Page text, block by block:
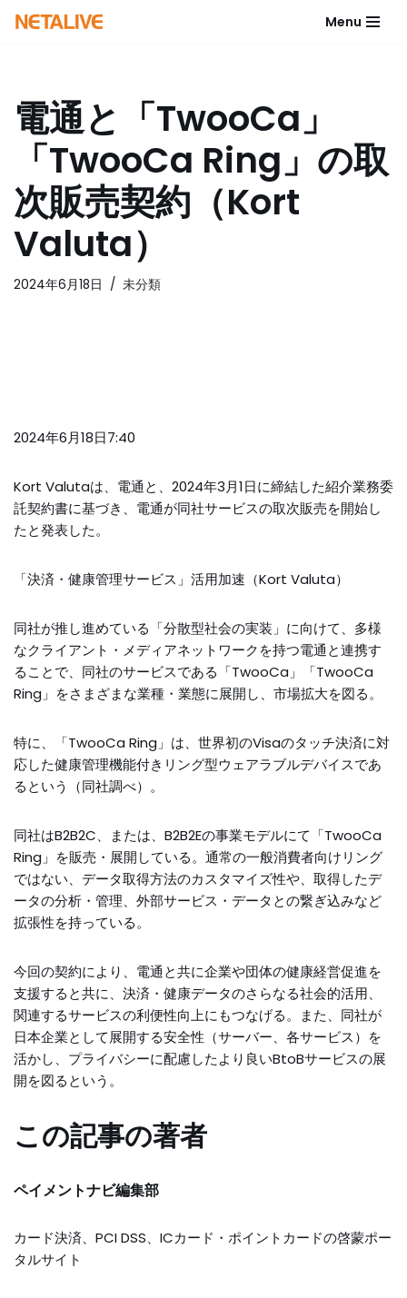
ン
ツ
キ
ッ
プ
Menu
電通と「TwooCa」
「TwooCa Ring」の取
次販売契約（Kort
Valuta）
2024年6月18日 未分類
2024年6月18日7:40
Kort Valutaは、電通と、2024年3月1日に締結した紹介業務委
託契約書に基づき、電通が同社サービスの取次販売を開始し
たと発表した。
「決済・健康管理サービス」活用加速（Kort Valuta）
同社が推し進めている「分散型社会の実装」に向けて、多様
なクライアント・メディアネットワークを持つ電通と連携す
ることで、同社のサービスである「TwooCa」「TwooCa
Ring」をさまざまな業種・業態に展開し、市場拡大を図る。
特に、「TwooCa Ring」は、世界初のVisaのタッチ決済に対
応した健康管理機能付きリング型ウェアラブルデバイスであ
るという（同社調べ）。
同社はB2B2C、または、B2B2Eの事業モデルにて「TwooCa
Ring」を販売・展開している。通常の一般消費者向けリング
ではない、データ取得方法のカスタマイズ性や、取得したデ
ータの分析・管理、外部サービス・データとの繋ぎ込みなど
拡張性を持っている。
今回の契約により、電通と共に企業や団体の健康経営促進を
支援すると共に、決済・健康データのさらなる社会的活用、
関連するサービスの利便性向上にもつなげる。また、同社が
日本企業として展開する安全性（サーバー、各サービス）を
活かし、プライバシーに配慮したより良いBtoBサービスの展
開を図るという。
この記事の著者
ペイメントナビ編集部
カード決済、PCI DSS、ICカード・ポイントカードの啓蒙ポー
タルサイト